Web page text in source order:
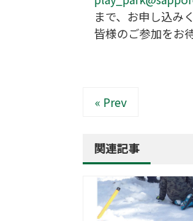
まで、お申し込み
皆様のご参加をお
« Prev
関連記事